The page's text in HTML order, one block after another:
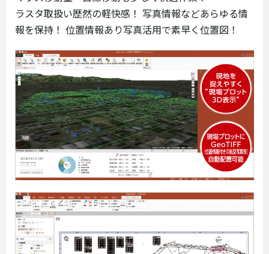
ラスタ取扱い歴然の軽快感！ 写真情報などあらゆる情
報を保持！ 位置情報あり写真活用で素早く位置図！